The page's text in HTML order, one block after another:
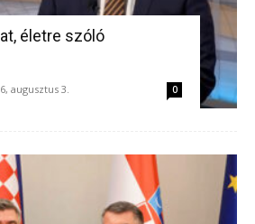
életre szóló
augusztus 3. 0